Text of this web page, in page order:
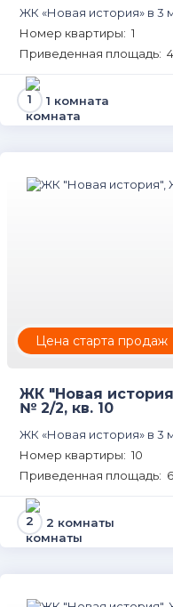
ЖК «Новая история» в 3
Номер квартиры: 1
Приведенная площадь:
1 комната
Цена старта продаж
ЖК "Новая
№ 2/2, кв. 10
ЖК «Новая история» в 3
Номер квартиры: 10
Приведенная площадь:
2 комнаты